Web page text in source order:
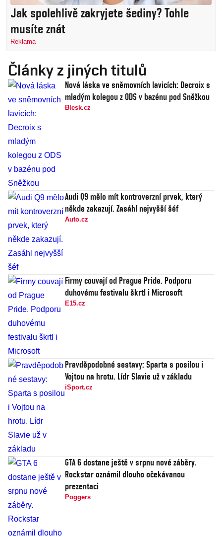
Jak spolehlivě zakryjete šediny? Tohle
musíte znát
Reklama
Články z jiných titulů
Nová láska ve sněmovních lavicích: Decroix s
mladým kolegou z ODS v bazénu pod Sněžkou
Blesk.cz
Audi Q9 mělo mít kontroverzní prvek, který
někde zakazují. Zasáhl nejvyšší šéf
Auto.cz
Firmy couvají od Prague Pride. Podporu
duhovému festivalu škrtl i Microsoft
E15.cz
Pravděpodobné sestavy: Sparta s posilou i
Vojtou na hrotu. Lídr Slavie už v základu
iSport.cz
GTA 6 dostane ještě v srpnu nové záběry.
Rockstar oznámil dlouho očekávanou
prezentaci
Poggers